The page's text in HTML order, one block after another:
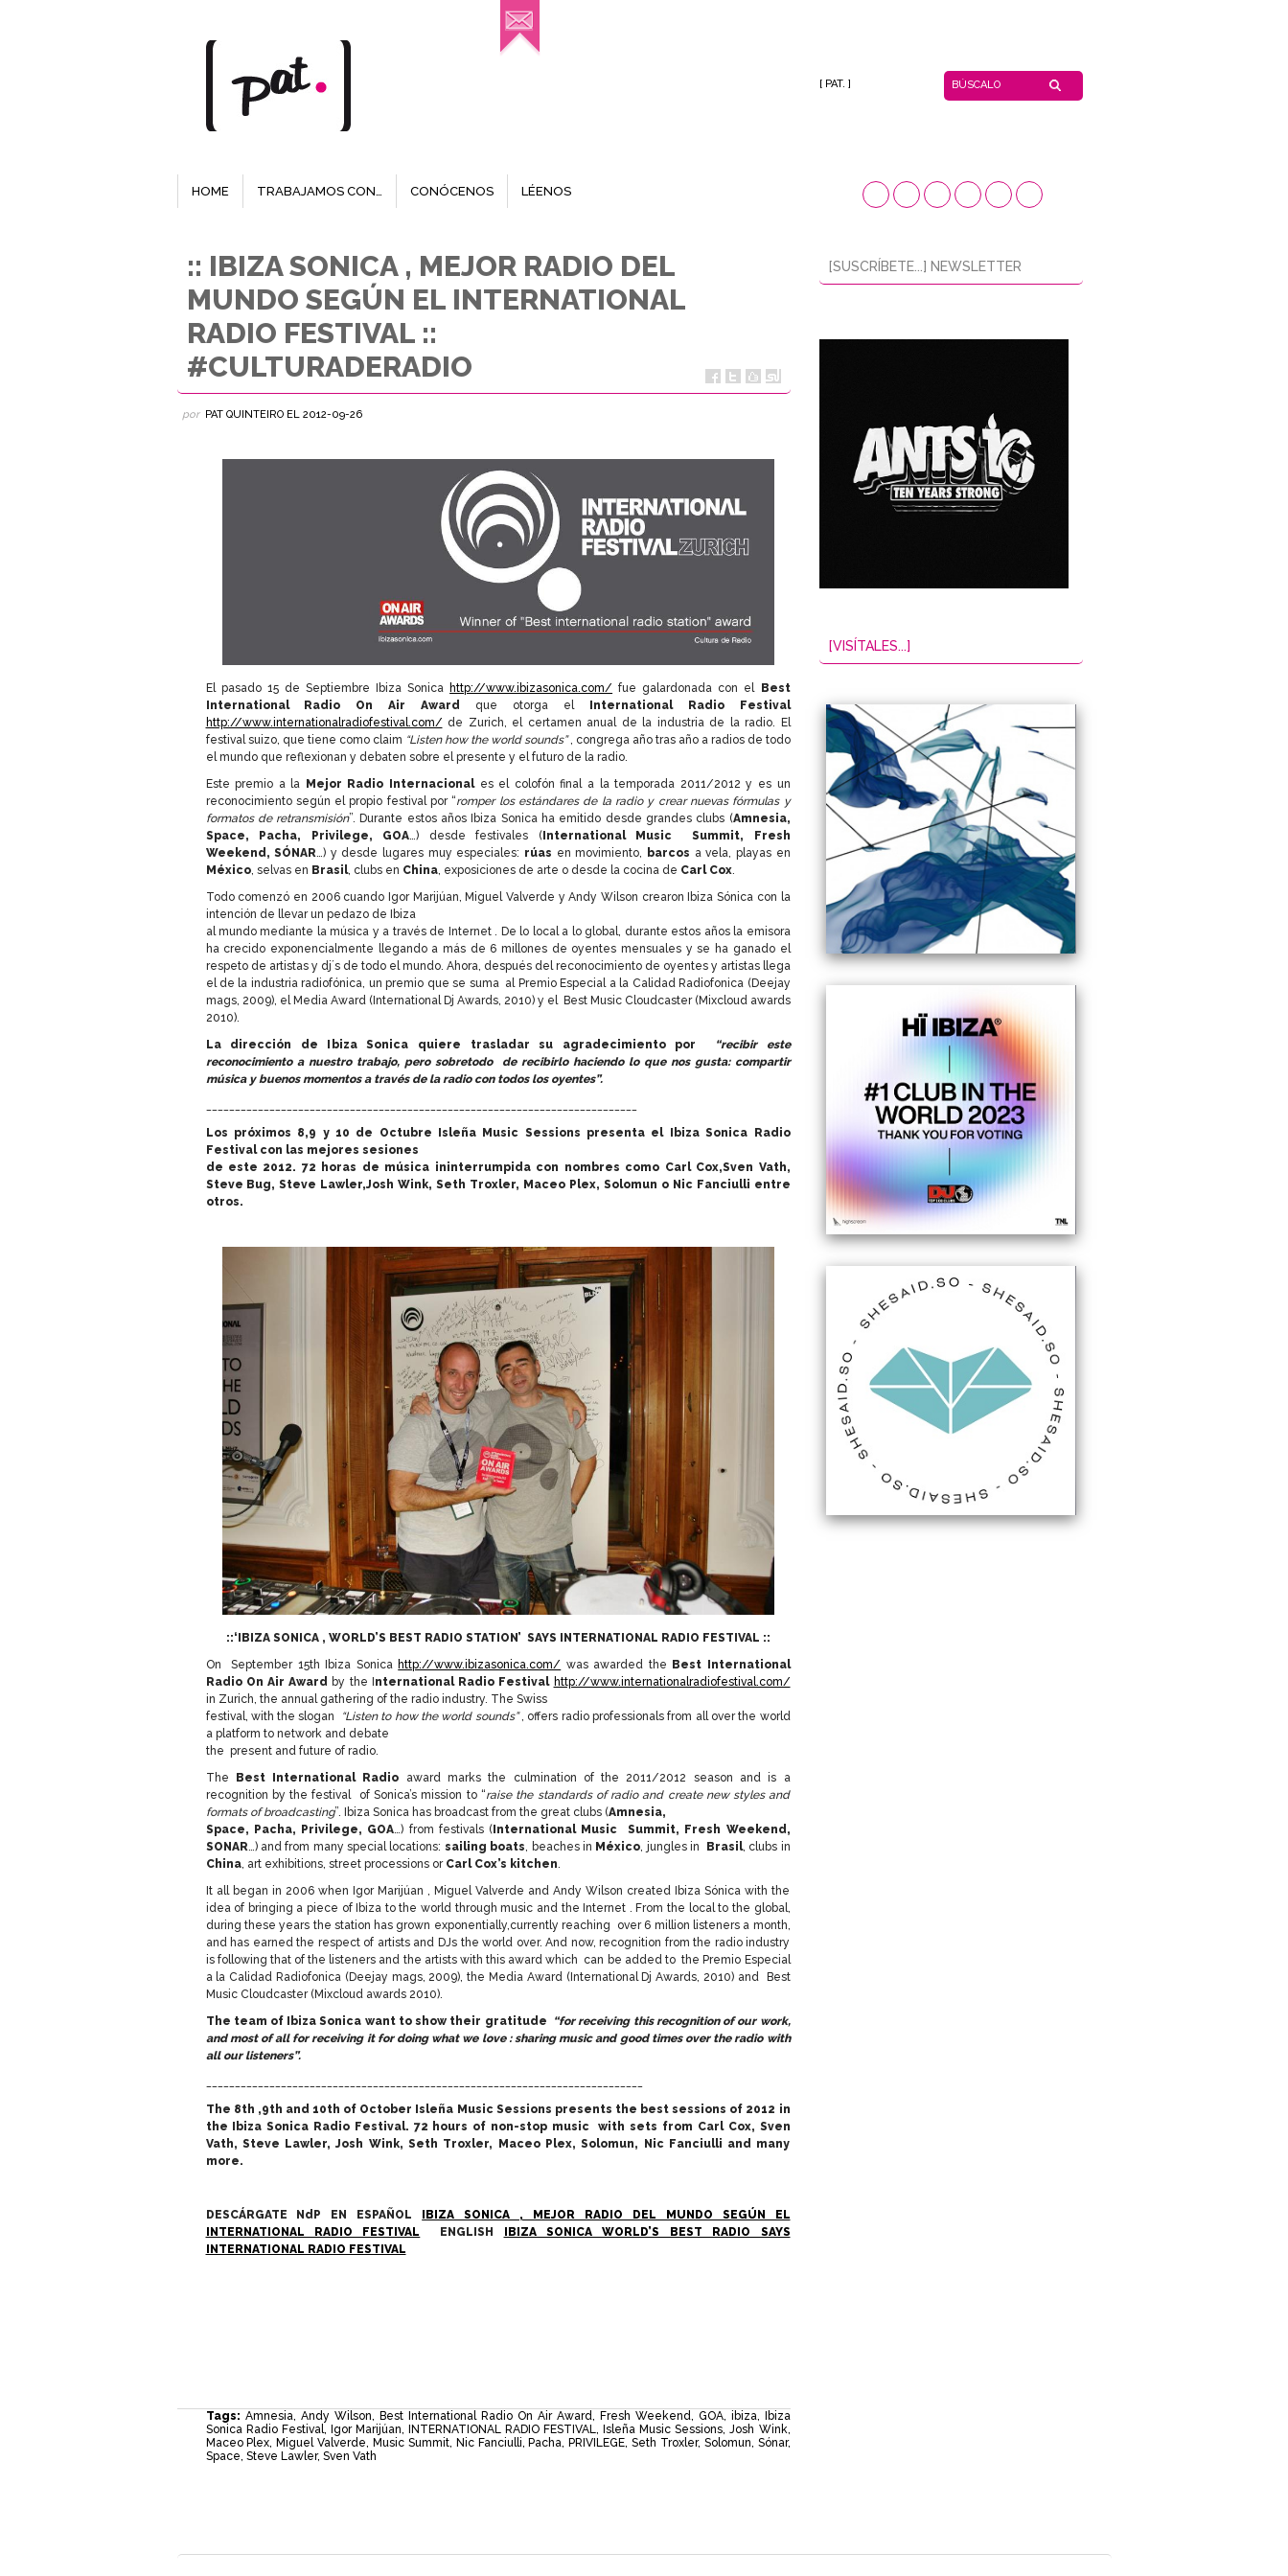
[ PAT. ]
HOME TRABAJAMOS CON… CONÓCENOS LÉENOS
:: IBIZA SONICA , MEJOR RADIO DEL
MUNDO SEGÚN EL INTERNATIONAL
RADIO FESTIVAL ::
#CULTURADERADIO
por PAT QUINTEIROEL 2012-09-26
El pasado 15 de Septiembre Ibiza Sonica http://www.ibizasonica.com/ fue galardonada con el
Best
International Radio On Air Award
que otorga el
International Radio Festival
http://www.internationalradiofestival.com/ de Zurich, el certamen anual de la industria de la radio. El
festival suizo, que tiene como claim “Listen how the world sounds”, congrega año tras año a radios de todo
el mundo que reflexionan y debaten sobre el presente y el futuro de la radio.
Este premio a la
Mejor Radio Internacionales el colofón final a la temporada 2011/2012 y es un
reconocimiento según el propio festival por “romper los estándares de la radio y crear nuevas fórmulas y
formatos de retransmisión”. Durante estos años Ibiza Sonica ha emitido desde grandes clubs (Amnesia,
Space, Pacha, Privilege, GOA…) desde festivales (International Music Summit, Fresh
Weekend, SÓNAR…) y desde lugares muy especiales: rúas en movimiento, barcos a vela, playas en
México, selvas en Brasil, clubs en China, exposiciones de arte o desde la cocina de Carl Cox.
Todo comenzó en 2006 cuando Igor Marijúan, Miguel Valverde y Andy Wilson crearon Ibiza Sónica con la
intención de llevar un pedazo de Ibiza
al mundo mediante la música y a través de Internet . De lo local a lo global, durante estos años la emisora
ha crecido exponencialmente llegando a más de 6 millones de oyentes mensuales y se ha ganado el
respeto de artistas y dj´s de todo el mundo. Ahora, después del reconocimiento de oyentes y artistas llega
el de la industria radiofónica, un premio que se suma al Premio Especial a la Calidad Radiofonica (Deejay
mags, 2009), el Media Award (International Dj Awards, 2010) y el Best Music Cloudcaster (Mixcloud awards
2010).
La dirección de Ibiza Sonica quiere trasladar su agradecimiento por
“recibir este
reconocimiento a nuestro trabajo, pero sobretodo de recibirlo haciendo lo que nos gusta: compartir
música y buenos momentos a través de la radio con todos los oyentes”.
Los próximos 8,9 y 10 de Octubre Isleña Music Sessions presenta el Ibiza Sonica Radio
Festival con las mejores sesiones
de este 2012. 72 horas de música ininterrumpida con nombres como Carl Cox,Sven Vath,
Steve Bug, Steve Lawler,Josh Wink, Seth Troxler, Maceo Plex, Solomun o Nic Fanciulli entre
otros.
::‘IBIZA SONICA , WORLD’S BEST RADIO STATION’ SAYS INTERNATIONAL RADIO FESTIVAL ::
On September 15th Ibiza Sonica http://www.ibizasonica.com/ was awarded the
Best International
Radio On Air Award by the I nternational Radio Festival http://www.internationalradiofestival.com/
in Zurich, the annual gathering of the radio industry. The Swiss
festival, with the slogan
“Listen to how the world sounds”, offers radio professionals from all over the world
a platform to network and debate
the present and future of radio.
The
Best International Radio award marks the culmination of the 2011/2012 season and is a
recognition by the festival of Sonica’s mission to “raise the standards of radio and create new styles and
formats of broadcasting”. Ibiza Sonica has broadcast from the great clubs (Amnesia,
Space, Pacha, Privilege, GOA…) from festivals ( International Music Summit, Fresh Weekend,
SONAR…) and from many special locations: sailing boats, beaches in México, jungles in Brasil, clubs in
China, art exhibitions, street processions or Carl Cox’s kitchen.
It all began in 2006 when Igor Marijúan , Miguel Valverde and Andy Wilson created Ibiza Sónica with the
idea of bringing a piece of Ibiza to the world through music and the Internet . From the local to the global,
during these years the station has grown exponentially,currently reaching over 6 million listeners a month,
and has earned the respect of artists and DJs the world over. And now, recognition from the radio industry
is following that of the listeners and the artists with this award which can be added to the Premio Especial
a la Calidad Radiofonica (Deejay mags, 2009), the Media Award (International Dj Awards, 2010) and Best
Music Cloudcaster (Mixcloud awards 2010).
The team of Ibiza Sonica want to show their gratitude
“for receiving this recognition of our work,
and most of all for receiving it for doing what we love : sharing music and good times over the radio with
all our listeners”.
The 8th ,9th and 10th of October Isleña Music Sessions presents the best sessions of 2012 in
the Ibiza Sonica Radio Festival. 72 hours of non-stop music with sets from Carl Cox, Sven
Vath, Steve Lawler, Josh Wink, Seth Troxler, Maceo Plex, Solomun, Nic Fanciulli and many
more.
DESCÁRGATE NdP EN ESPAÑOL
IBIZA SONICA , MEJOR RADIO DEL MUNDO SEGÚN EL
INTERNATIONAL RADIO FESTIVAL ENGLISH
IBIZA SONICA WORLD’S BEST RADIO SAYS
INTERNATIONAL RADIO FESTIVAL
Tags: Amnesia, Andy Wilson, Best International Radio On Air Award, Fresh Weekend, GOA, ibiza,
Ibiza
Sonica Radio Festival, Igor Marijúan, INTERNATIONAL RADIO FESTIVAL, Isleña Music Sessions,Josh Wink,
Maceo Plex, Miguel Valverde, Music Summit, Nic Fanciulli, Pacha, PRIVILEGE,Seth Troxler, Solomun, Sónar,
Space, Steve Lawler, Sven Vath
[SUSCRÍBETE...] NEWSLETTER
[VISÍTALES...]